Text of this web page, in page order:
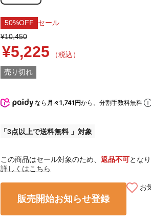
身長161㎝
50%OFF
セール
¥10,450
¥5,225 （税込）
売り切れ
なら 月々1,741円から。分割手数料無料
3点以上で送料無料
この商品はセール対象のため、 返品不可とな
詳しくはこちら
販売開始お知らせ登録
お